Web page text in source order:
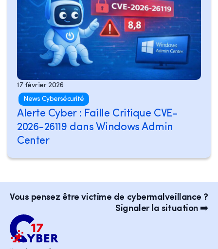
17 février 2026
News Cybersécurité
Alerte Cyber : Faille Critique CVE-
2026-26119 dans Windows Admin
Center
Vous pensez être victime de cybermalveillance ?
Signaler la situation ➡️